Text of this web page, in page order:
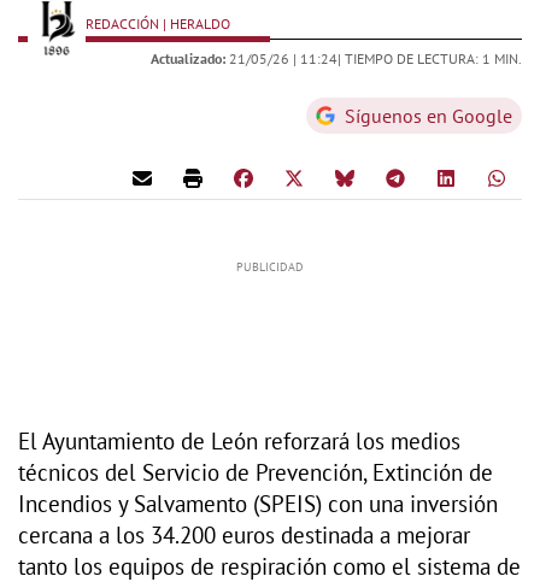
REDACCIÓN | HERALDO
Actualizado: 21/05/26 | 11:24| TIEMPO DE LECTURA: 1 MIN.
Síguenos en Google
El Ayuntamiento de León reforzará los medios
técnicos del Servicio de Prevención, Extinción de
Incendios y Salvamento (SPEIS) con una inversión
cercana a los 34.200 euros destinada a mejorar
tanto los equipos de respiración como el sistema de